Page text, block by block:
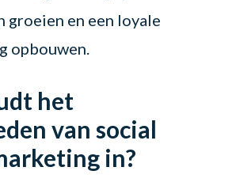
groeien en een loyale
opbouwen.
het
van social
in?